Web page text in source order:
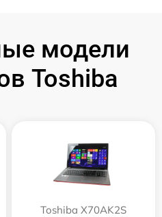
модели
Toshiba
Toshiba X70AK2S